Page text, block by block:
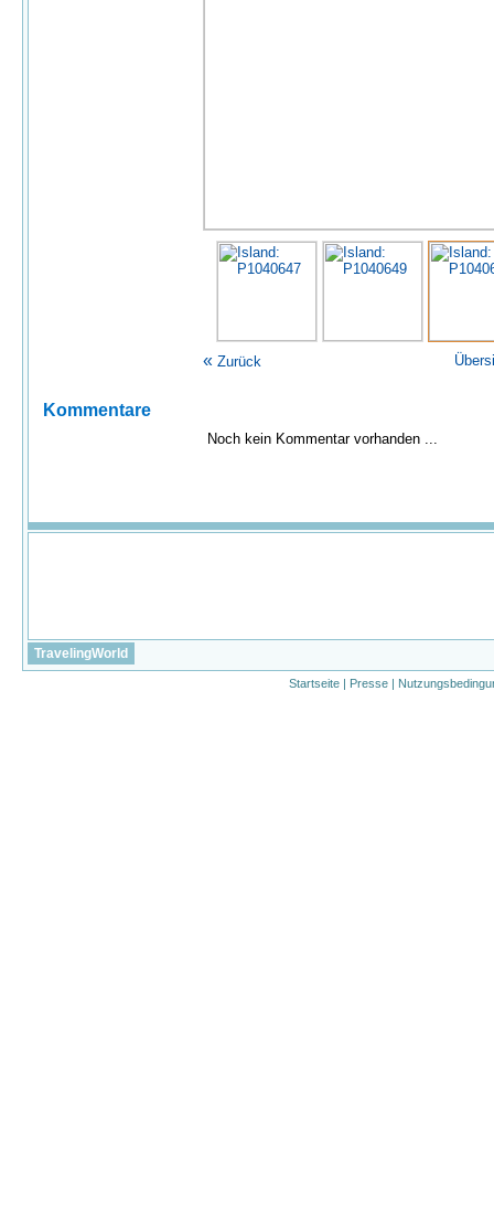
« Zurück
Kommentare
Noch kein Kommentar vorhanden ...
TravelingWorld
Startseite | Presse |